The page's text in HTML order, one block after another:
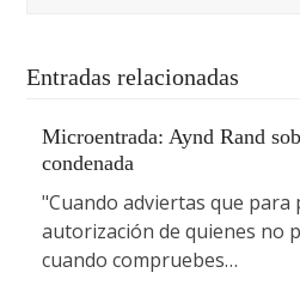
Entradas relacionadas
Microentrada: Aynd Rand
condenada
"Cuando adviertas que para
autorización de quienes no
cuando compruebes…